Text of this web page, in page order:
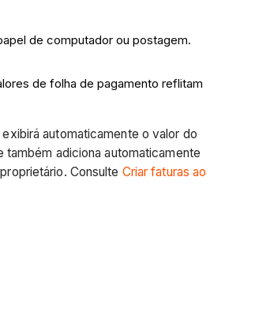
de computador ou postagem.
de folha de pagamento reflitam
automaticamente o valor do
adiciona automaticamente
Consulte Criar faturas ao